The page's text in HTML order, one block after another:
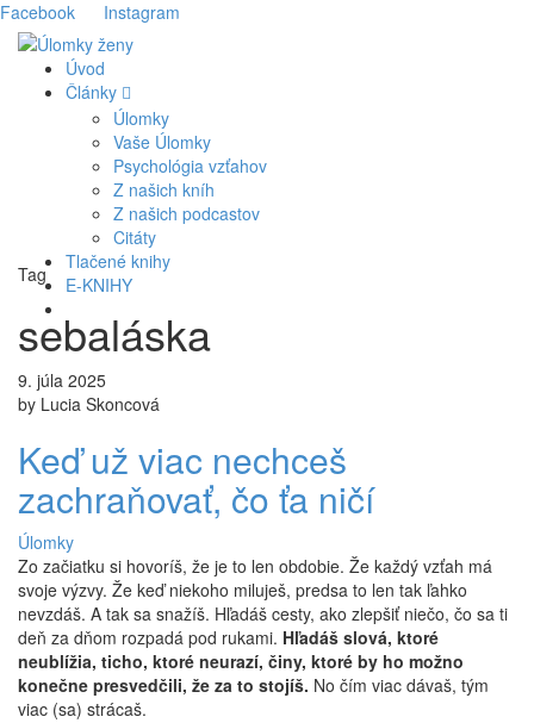
Facebook Instagram
Úvod
Články
Úlomky
Vaše Úlomky
Psychológia vzťahov
Z našich kníh
Z našich podcastov
Citáty
Tlačené knihy
E-KNIHY
Tag
sebaláska
9. júla 2025
by Lucia Skoncová
Keď už viac nechceš
zachraňovať, čo ťa ničí
Úlomky
Zo začiatku si hovoríš, že je to len obdobie. Že každý vzťah má
svoje výzvy. Že keď niekoho miluješ, predsa to len tak ľahko
nevzdáš. A tak sa snažíš. Hľadáš cesty, ako zlepšiť niečo, čo sa ti
deň za dňom rozpadá pod rukami. Hľadáš slová, ktoré
neublížia, ticho, ktoré neurazí, činy, ktoré by ho možno
konečne presvedčili, že za to stojíš. No čím viac dávaš, tým
viac (sa) strácaš.